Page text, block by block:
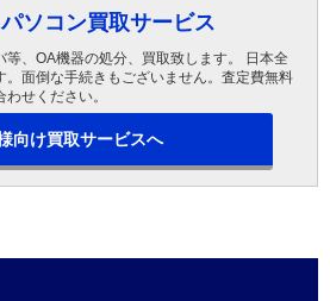
ソコン買取サービス
、OA機器の処分、買取致します。 日本全
。面倒な手続きもございません。査定費無料
せください。
向け買取サービスへ